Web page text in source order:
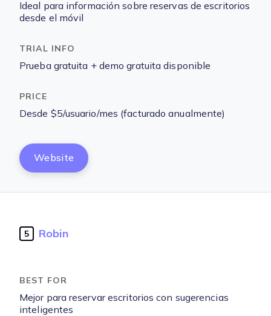
Ideal para información sobre reservas de escritorios
desde el móvil
Prueba gratuita + demo gratuita disponible
Desde $5/usuario/mes (facturado anualmente)
Website
5 Robin
Mejor para reservar escritorios con sugerencias
inteligentes